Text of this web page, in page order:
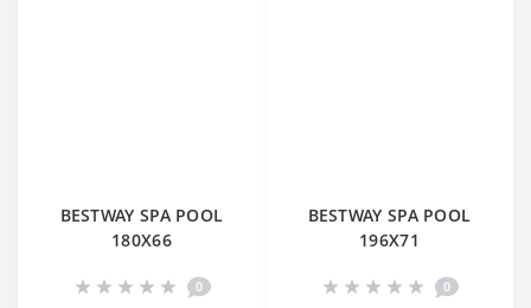
BESTWAY SPA POOL
180X66
0
BESTWAY SPA POOL
196X71
0